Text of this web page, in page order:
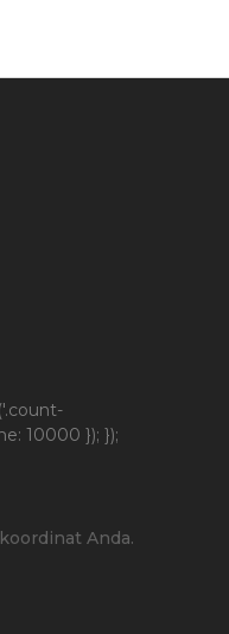
10000 }); });
Anda.